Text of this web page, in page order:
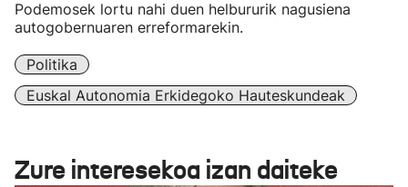
Podemosek lortu nahi duen helbururik nagusiena
autogobernuaren erreformarekin.
Politika
Euskal Autonomia Erkidegoko Hauteskundeak
Zure interesekoa izan daiteke